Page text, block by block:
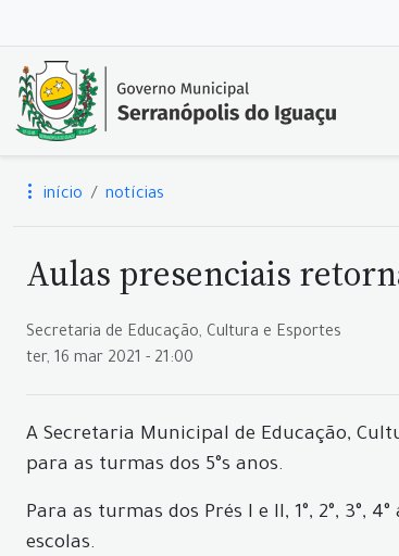
início notícias
Aulas presenciais
Secretaria de Educação, Cultura e Esportes
ter, 16 mar 2021 - 21:00
A Secretaria Municipal de Educação,
para as turmas dos 5°s anos.
Para as turmas dos Prés I e II, 1°, 2°, 3°,
escolas.